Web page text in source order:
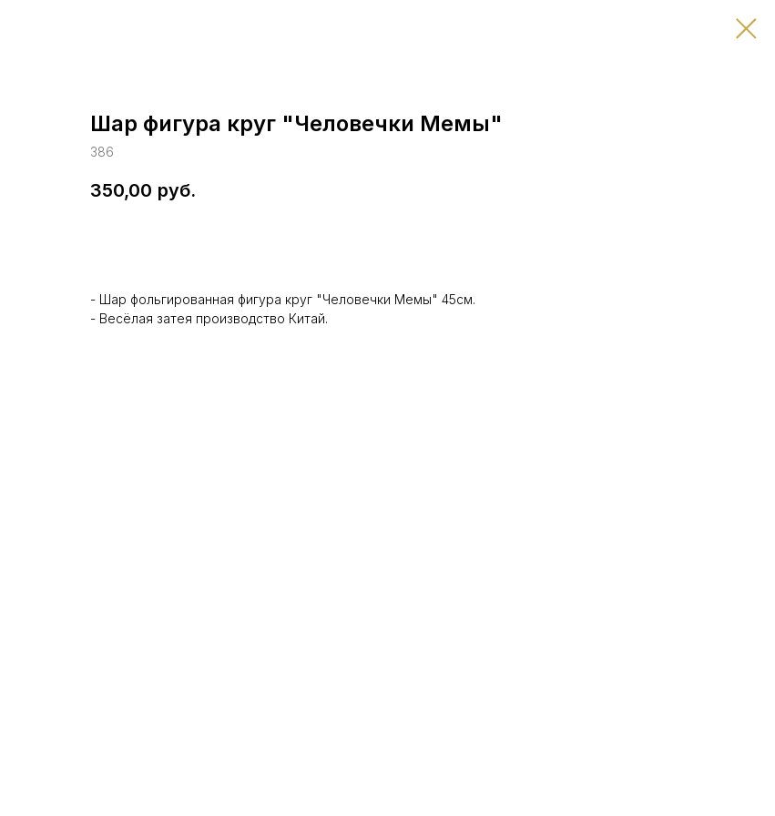
Шар фигура круг "Человечки Мемы"
386
350,00 руб.
- Шар фольгированная фигура круг "Человечки Мемы" 45см.
- Весёлая затея производство Китай.